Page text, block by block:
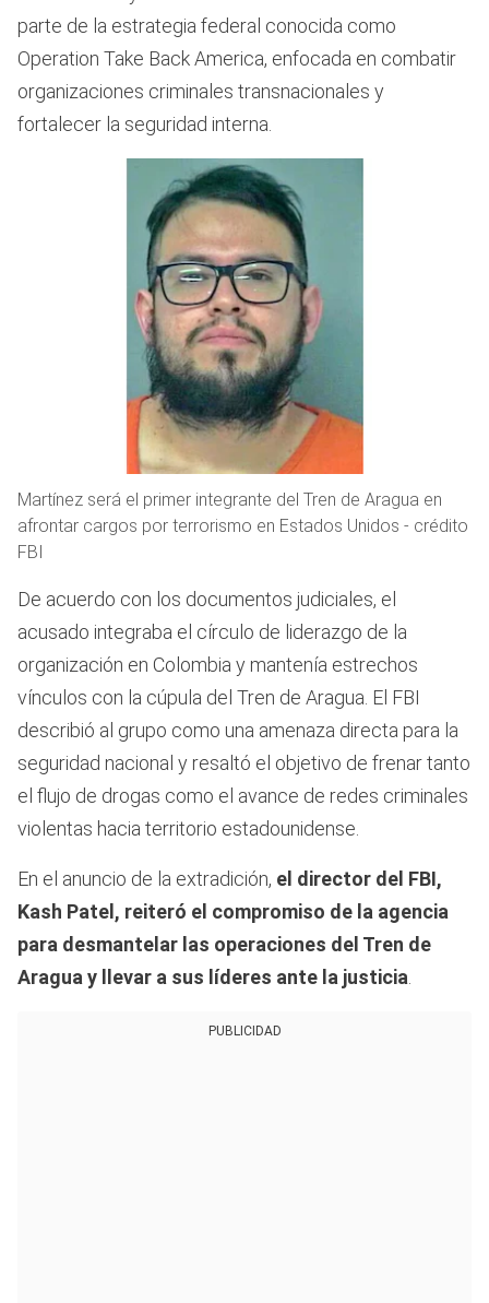
parte de la estrategia federal conocida como
Operation Take Back America, enfocada en combatir
organizaciones criminales transnacionales y
fortalecer la seguridad interna.
Martínez será el primer integrante del Tren de Aragua en
afrontar cargos por terrorismo en Estados Unidos - crédito
FBI
De acuerdo con los documentos judiciales, el
acusado integraba el círculo de liderazgo de la
organización en Colombia y mantenía estrechos
vínculos con la cúpula del Tren de Aragua. El FBI
describió al grupo como una amenaza directa para la
seguridad nacional y resaltó el objetivo de frenar tanto
el flujo de drogas como el avance de redes criminales
violentas hacia territorio estadounidense.
En el anuncio de la extradición, el director del FBI,
Kash Patel, reiteró el compromiso de la agencia
para desmantelar las operaciones del Tren de
Aragua y llevar a sus líderes ante la justicia
PUBLICIDAD